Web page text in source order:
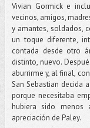
Vivian Gormick e
vecinos, amigos,
y amantes, soldados,
un toque diferente,
contada desde otro
distinto, nuevo.
aburrirme y, al final,
San Sebastian decida
porque necesitaba
hubiera sido
apreciación de Paley.